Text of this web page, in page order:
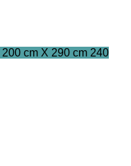
200 cm X 290 cm 240